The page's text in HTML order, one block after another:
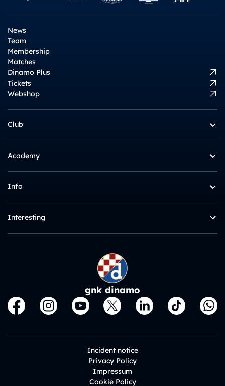
News
Team
Membership
Matches
Dinamo Plus
Tickets
Webshop
Club
Academy
Info
Interesting
gnk dinamo
Incident notice
Privacy Policy
Impressum
Cookie Policy